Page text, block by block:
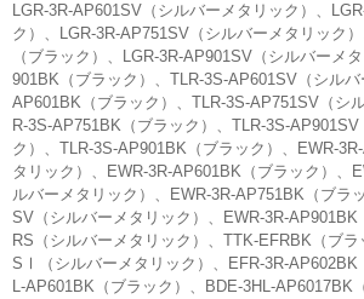
LGR-3R-AP601SV（シルバーメタリック）、
ク）、LGR-3R-AP751SV（シルバーメタリック
（ブラック）、LGR-3R-AP901SV（シルバーメ
901BK（ブラック）、TLR-3S-AP601SV（シル
AP601BK（ブラック）、TLR-3S-AP751SV（シ
R-3S-AP751BK（ブラック）、TLR-3S-
ク）、TLR-3S-AP901BK（ブラック）、EWR-
タリック）、EWR-3R-AP601BK（ブラック）、
ルバーメタリック）、EWR-3R-AP751BK（ブラ
SV（シルバーメタリック）、EWR-3R-
RS（シルバーメタリック）、TTK-EFRBK（ブ
SⅠ（シルバーメタリック）、EFR-3R-AP602BK
L-AP601BK（ブラック）、BDE-3HL-AP6017BK